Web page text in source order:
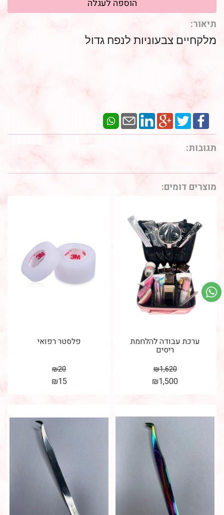
תיאור:
מלקחיים צבעוניות לנפח גדול
תגובות:
מוצרים דומים:
ערכת עבודה להלחמת
ריסים
₪1,620
₪1,500
פלסטר רפואי
₪20
₪15